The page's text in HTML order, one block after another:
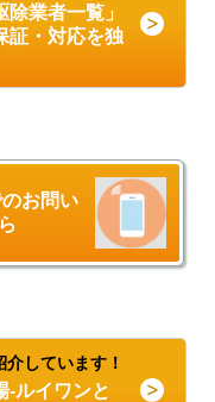
除業者一覧」
証・対応を独
お問い
しています！
-ルイワンと